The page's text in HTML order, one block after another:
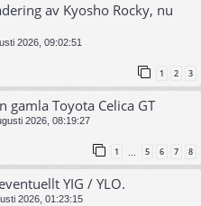
av Kyosho Rocky, nu
2026, 09:02:51
1 2 3
Toyota Celica GT
2026, 08:19:27
1 … 5 6 7 8
YIG / YLO.
2026, 01:23:15